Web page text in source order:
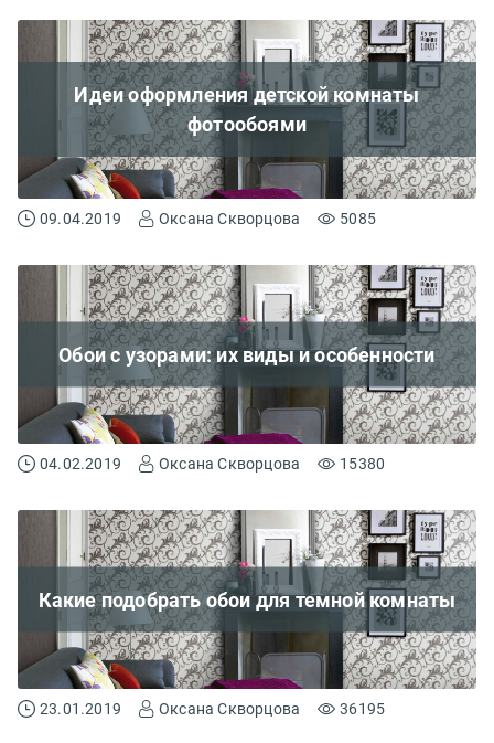
Идеи оформления детской комнаты
фотообоями
09.04.2019 Оксана Скворцова 5085
Обои с узорами: их виды и особенности
04.02.2019 Оксана Скворцова 15380
Какие подобрать обои для темной комнаты
23.01.2019 Оксана Скворцова 36195